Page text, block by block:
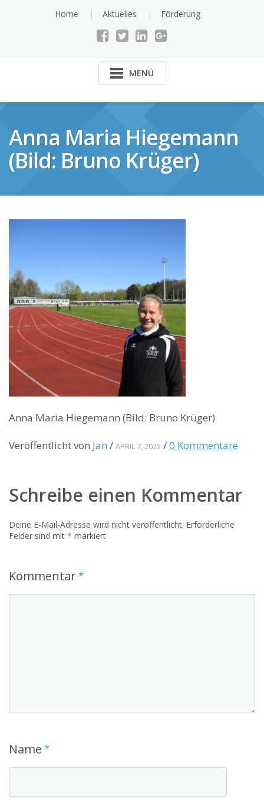
Home Aktuelles Förderung
MENÜ
Anna Maria Hiegemann
(Bild: Bruno Krüger)
Anna Maria Hiegemann (Bild: Bruno Krüger)
Veröffentlicht von Jan / APRIL 7, 2025 /0 Kommentare
Schreibe einen Kommentar
Deine E-Mail-Adresse wird nicht veröffentlicht. Erforderliche
Felder sind mit * markiert
Kommentar*
Name *